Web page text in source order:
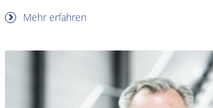
Mehr erfahren